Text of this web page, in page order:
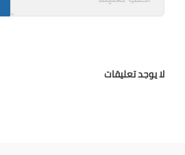
لا يوجد تعليقات